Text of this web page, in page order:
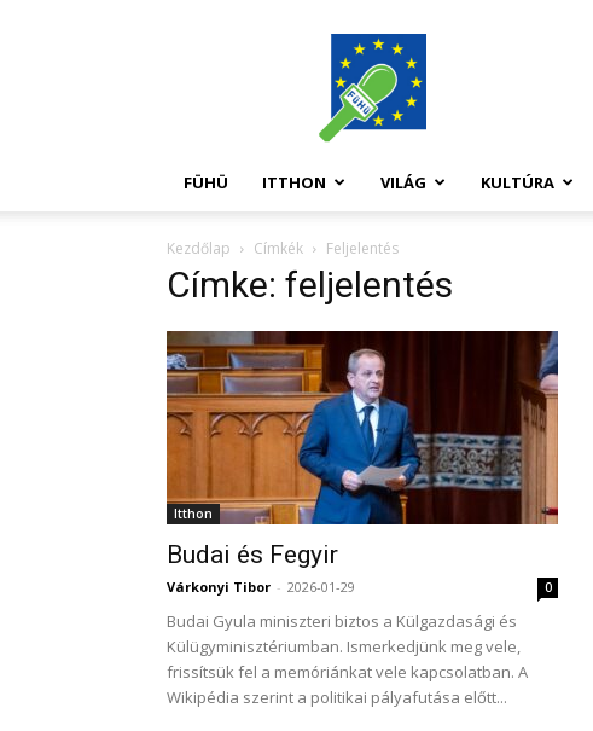
FüHü
FÜHÜ ITTHON VILÁG KULTÚRA
Kezdőlap Címkék Feljelentés
Címke: feljelentés
Itthon
Budai és Fegyir
Várkonyi Tibor - 2026-01-29 0
Budai Gyula miniszteri biztos a Külgazdasági és
Külügyminisztériumban. Ismerkedjünk meg vele,
frissítsük fel a memóriánkat vele kapcsolatban. A
Wikipédia szerint a politikai pályafutása előtt...